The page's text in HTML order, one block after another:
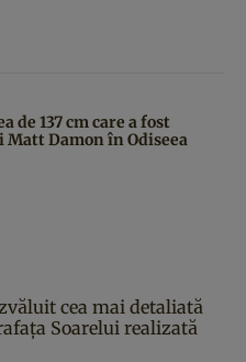
de 137 cm care a fost
Damon în Odiseea
cea mai detaliată
Soarelui realizată